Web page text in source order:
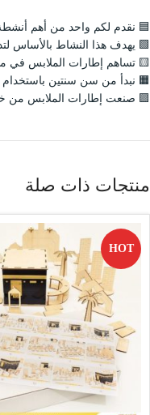
🟦 نقدم لكم واحد من أهم أنشطة الحياة العملية ..
🟩 يهدف هذا النشاط بالأساس
🟨 تساهم إطارات الملابس في
🟧 نبدأ من سن سنتين باستخدام
🟪 صنعت إطارات الملابس من
منتجات ذات صلة
HOT